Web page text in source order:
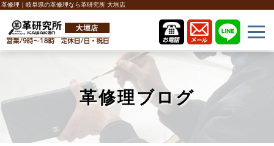
革修理｜岐阜県の革修理なら革研究所 大垣店
革修理ブログ